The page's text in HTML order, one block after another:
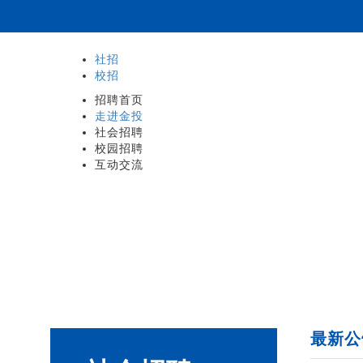
社招
校招
招聘首页
走进金投
社会招聘
校园招聘
互动交流
最新